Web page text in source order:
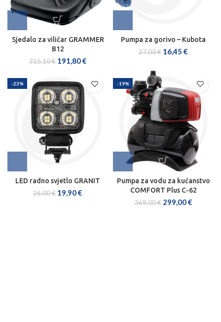
Sjedalo za viličar GRAMMER
B12
315,10€ 191,80€
Pumpa za gorivo – Kubota
27,03€ 16,45 €
-23%
LED radno svjetlo GRANIT
26,00€ 19,90€
-19%
Pumpa za vodu za kućanstvo
COMFORT Plus C-62
369,00€ 299,00€